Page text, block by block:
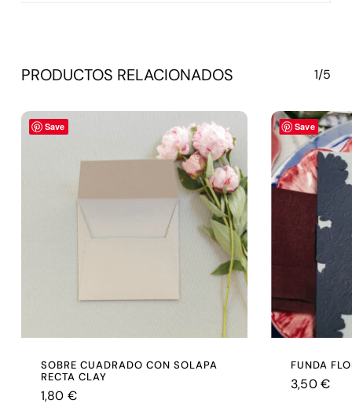
PRODUCTOS RELACIONADOS 1/5
Save
SOBRE CUADRADO CON SOLAPA
RECTA CLAY
1,80 €
Save
FUNDA
3,50€